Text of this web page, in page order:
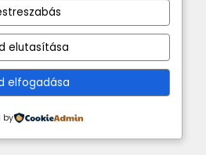
és befektetés között?
elutasítása
elfogadása
by